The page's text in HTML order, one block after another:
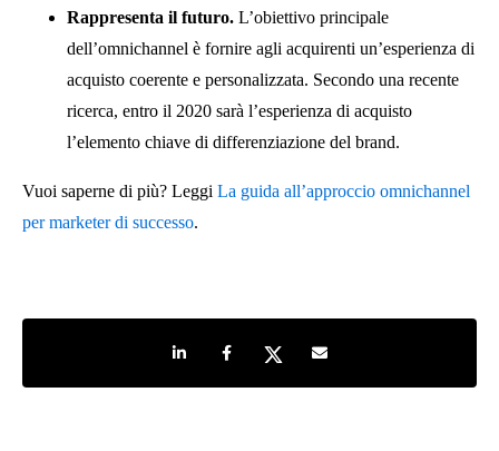
Rappresenta il futuro. L’obiettivo principale
dell’omnichannel è fornire agli acquirenti un’esperienza di
acquisto coerente e personalizzata. Secondo una recente
ricerca, entro il 2020 sarà l’esperienza di acquisto
l’elemento chiave di differenziazione del brand.
Vuoi saperne di più? Leggi La guida all’approccio omnichannel
per marketer di successo.
Share on LinkedIn
Share on Facebook
Share on TwitterShare by e-mail